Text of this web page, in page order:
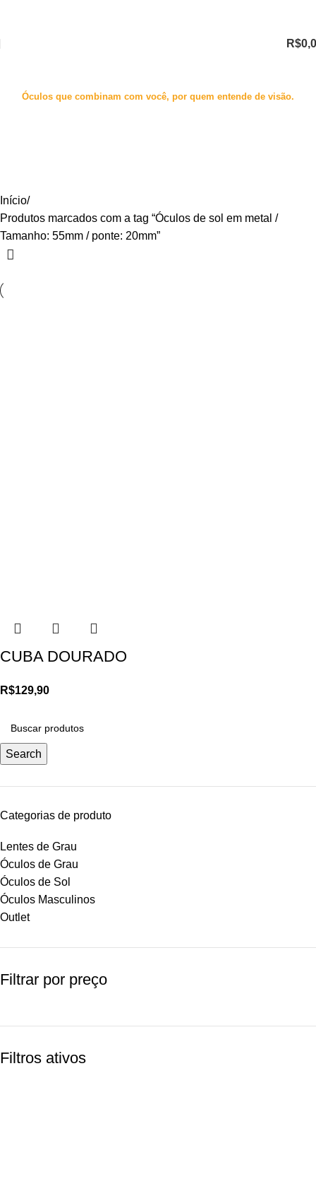
R$
Óculos que combinam com você, por quem entende de visão.
Search
Categorias de produto
Lentes de Grau
Óculos de Grau
Óculos de Sol
Óculos Masculinos
Outlet
Filtrar por preço
Filtros ativos
Início
Produtos marcados com a tag “Óculos de sol em metal /
Tamanho: 55mm / ponte: 20mm”
CUBA DOURADO
R$129,90